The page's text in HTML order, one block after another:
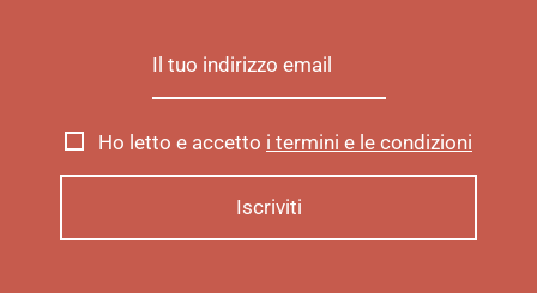
Ho letto e accetto i termini e le condizioni